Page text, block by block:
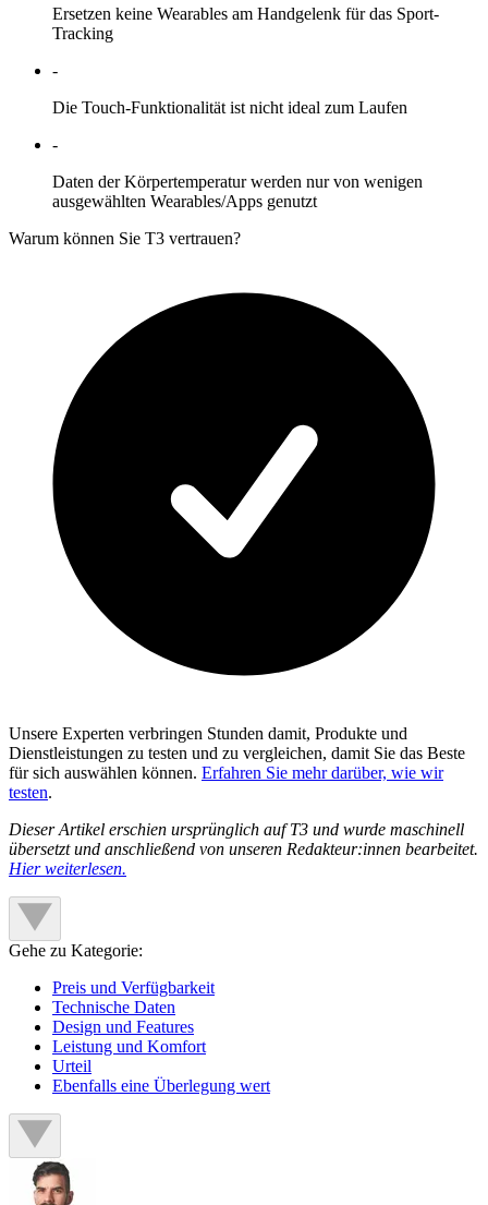
Ersetzen keine Wearables am Handgelenk für das Sport-
Tracking
-
Die Touch-Funktionalität ist nicht ideal zum Laufen
-
Daten der Körpertemperatur werden nur von wenigen
ausgewählten Wearables/Apps genutzt
Warum können Sie T3 vertrauen?
Unsere Experten verbringen Stunden damit, Produkte und
Dienstleistungen zu testen und zu vergleichen, damit Sie das Beste
für sich auswählen können. Erfahren Sie mehr darüber, wie wir
testen.
Dieser Artikel erschien ursprünglich auf T3 und wurde maschinell
übersetzt und anschließend von unseren Redakteur:innen bearbeitet.
Hier weiterlesen.
Gehe zu Kategorie:
Preis und Verfügbarkeit
Technische Daten
Design und Features
Leistung und Komfort
Urteil
Ebenfalls eine Überlegung wert